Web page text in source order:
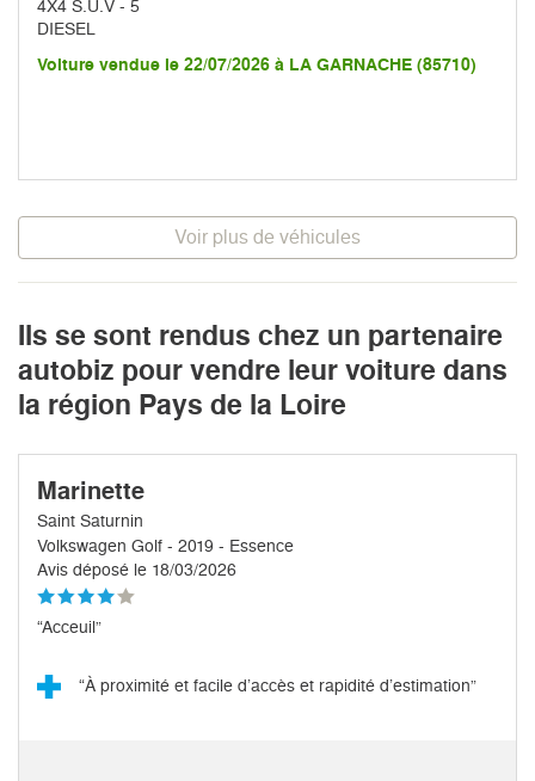
4X4 S.U.V - 5
DIESEL
Voiture vendue le 22/07/2026 à LA GARNACHE (85710)
Voir plus de véhicules
Ils se sont rendus chez un partenaire
autobiz pour vendre leur voiture dans
la région Pays de la Loire
Marinette
Saint Saturnin
Volkswagen Golf - 2019 - Essence
Avis déposé le 18/03/2026
“Acceuil”
“À proximité et facile d’accès et rapidité d’estimation”